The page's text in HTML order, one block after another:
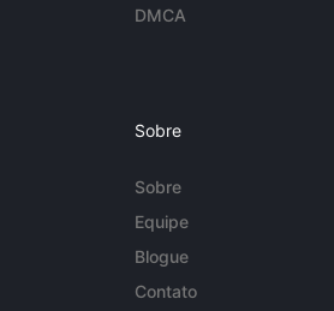
DMCA
Sobre
Sobre
Equipe
Blogue
Contato